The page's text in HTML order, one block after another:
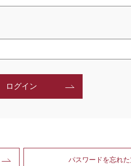
ログイン
パスワードを忘れ